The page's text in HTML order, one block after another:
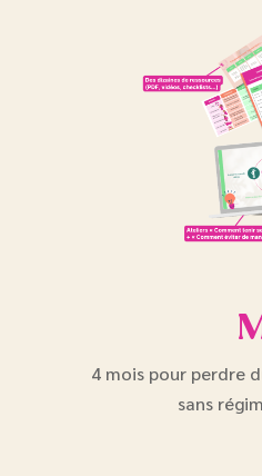
4 mois pour perdre
sans